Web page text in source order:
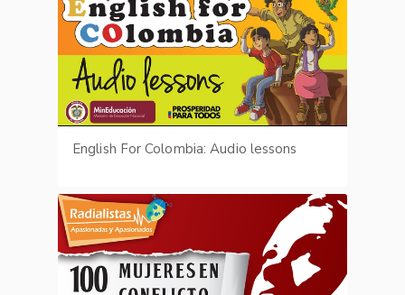
English For Colombia: Audio lessons